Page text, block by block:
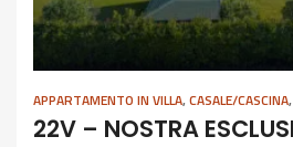
APPARTAMENTO IN VILLA,CASALE/CASCINA,